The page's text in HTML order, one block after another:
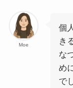
Moe
個
き
な
め
で